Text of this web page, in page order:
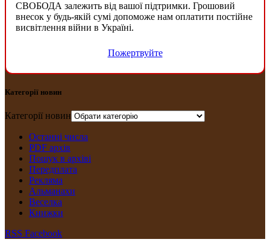
СВОБОДА залежить від вашої підтримки. Грошовий
внесок у будь-якій сумі допоможе нам оплатити постійне
висвітлення війни в Україні.
Пожертвуйте
Категорії новин
Категорії новин
Останні числа
PDF архів
Пошук в архіві
Передплата
Рекляма
Альманахи
Веселка
Книжки
RSS Facebook